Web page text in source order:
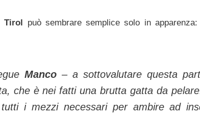
Tirol può sembrare semplice solo in
Manco – a sottovalutare questa
che è nei fatti una brutta gatta da
i mezzi necessari per ambire ad